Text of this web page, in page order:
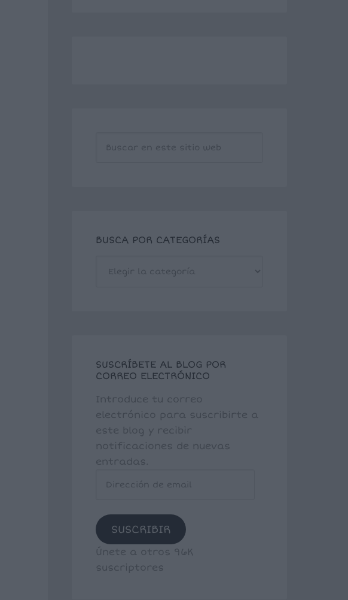
BUSCA POR CATEGORÍAS
SUSCRÍBETE AL BLOG POR
CORREO ELECTRÓNICO
Introduce tu correo
electrónico para suscribirte a
este blog y recibir
notificaciones de nuevas
entradas.
SUSCRIBIR
Únete a otros 96K
suscriptores